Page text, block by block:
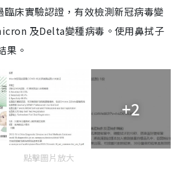
床實驗認證，有效檢測新冠病毒變
及Delta變種病毒。使用鼻拭子
果。
+2
點擊圖片放大